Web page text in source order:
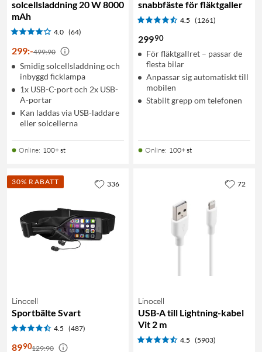
solcellsladdning 20 W 8000
mAh
4.0 (64)
299:-499:90
Smidig solcellsladdning och
inbyggd ficklampa
1x USB-C-port och 2x USB-
A-portar
Kan laddas via USB-laddare
eller solcellerna
Online: 100+ st
snabbfäste för fläktgaller
4.5 (1261)
29990
För fläktgallret – passar de
flesta bilar
Anpassar sig automatiskt till
mobilen
Stabilt grepp om telefonen
Online: 100+ st
30% RABATT
Linocell
Sportbälte Svart
4.5 (487)
8990129:90
336
Linocell
USB-A till Lightning-kabel
Vit 2 m
4.5 (5903)
72